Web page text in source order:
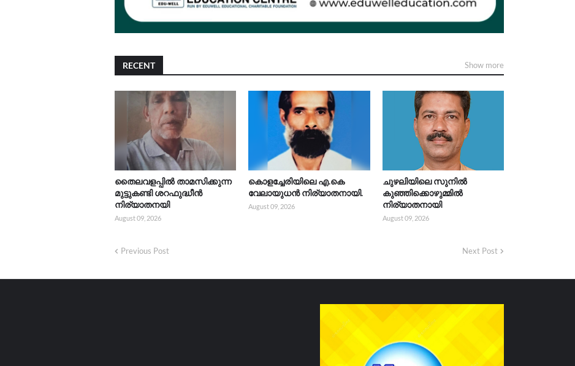
RECENT Show more
തൈലവളപ്പിൽ താമസിക്കുന്ന
മുട്ടുകണ്ടി ശറഫുദ്ധീൻ
നിര്യാതനയി
August 09, 2026
കൊളച്ചേരിയിലെ എ.കെ
വേലായുധൻ നിര്യാതനായി.
August 09, 2026
ചുഴലിയിലെ സുനിൽ
കുഞ്ഞിക്കൊഴുമ്മിൽ
നിര്യാതനായി
August 09, 2026
Previous Post Next Post